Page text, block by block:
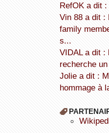
refOK a dit :
Vin 88 a dit : Hello my
family
s...
VIDAL a dit : bonjour je
recherche
Jolie a dit : Merci pour cet
hommage à